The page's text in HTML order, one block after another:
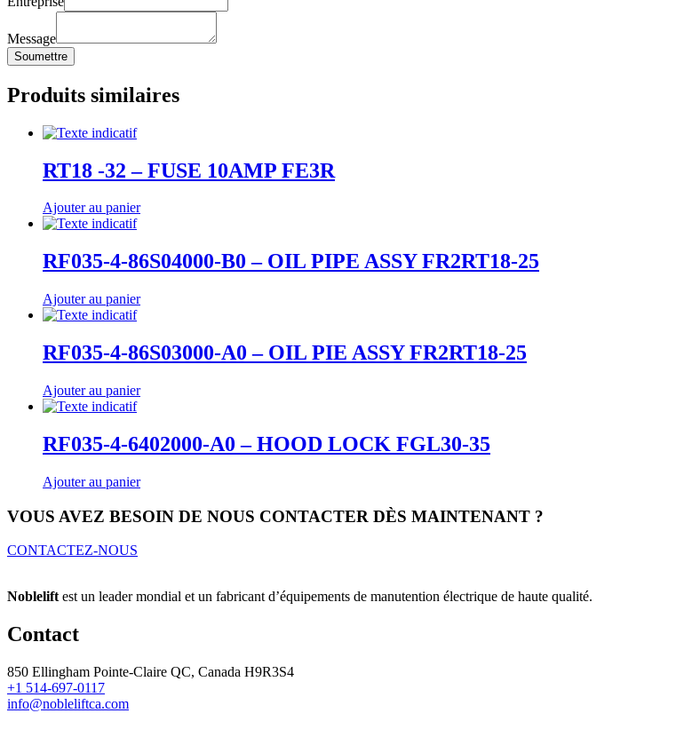
Message
Soumettre
Produits similaires
RT18 -32 – FUSE 10AMP FE3R
Ajouter au panier
RF035-4-86S04000-B0 – OIL PIPE ASSY FR2RT18-25
Ajouter au panier
RF035-4-86S03000-A0 – OIL PIE ASSY FR2RT18-25
Ajouter au panier
RF035-4-6402000-A0 – HOOD LOCK FGL30-35
Ajouter au panier
VOUS AVEZ BESOIN DE NOUS CONTACTER DÈS MAINTENANT ?
CONTACTEZ-NOUS
Noblelift est un leader mondial et un fabricant d’équipements de manutention électrique de haute qualité.
Contact
850 Ellingham Pointe-Claire QC, Canada H9R3S4
+1 514-697-0117
info@nobleliftca.com